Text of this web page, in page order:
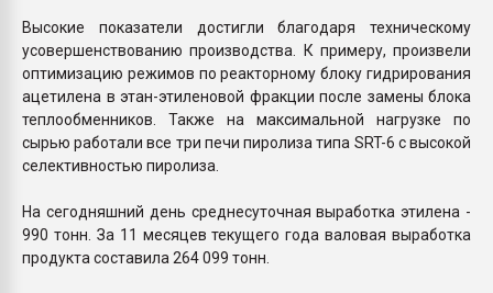
Высокие показатели достигли благодаря техническому
усовершенствованию производства. К примеру, произвели
оптимизацию режимов по реакторному блоку гидрирования
ацетилена в этан-этиленовой фракции после замены блока
теплообменников. Также на максимальной нагрузке по
сырью работали все три печи пиролиза типа SRT-6 с высокой
селективностью пиролиза.
На сегодняшний день среднесуточная выработка этилена -
990 тонн. За 11 месяцев текущего года валовая выработка
продукта составила 264 099 тонн.